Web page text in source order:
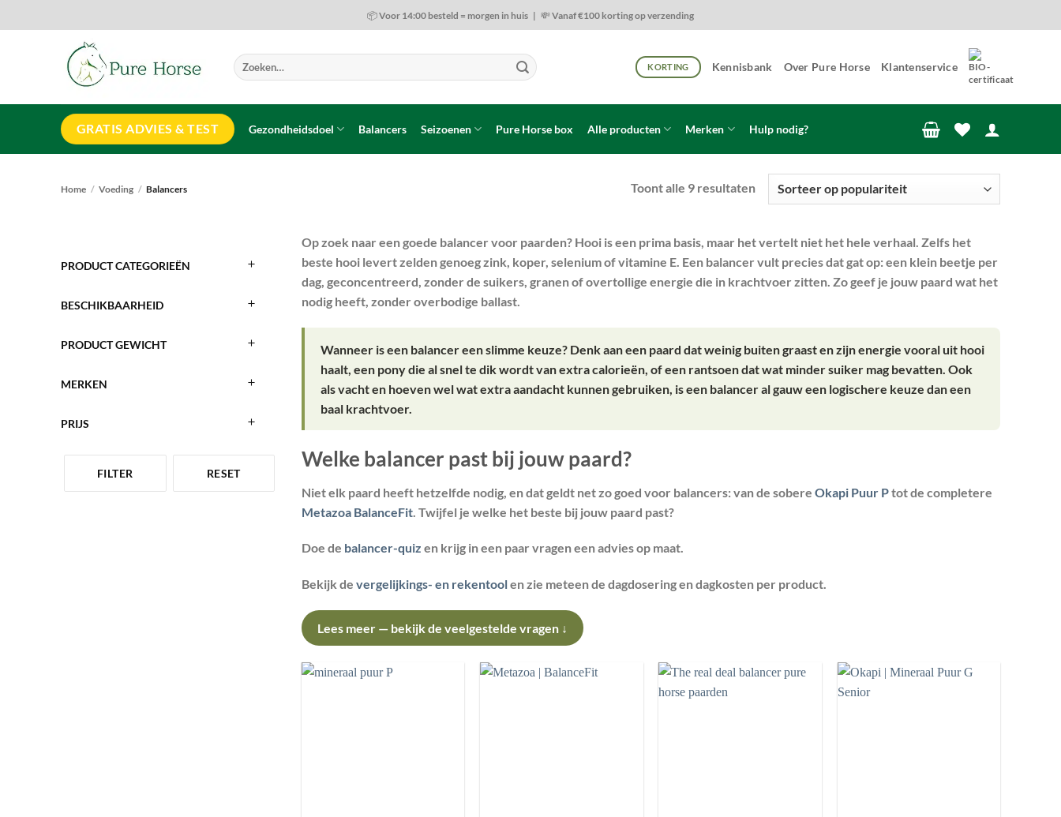
naar
📦 Voor 14:00 besteld = morgen in huis | 💸 Vanaf €100 korting op verzending
Zoeken
naar:
KORTING Kennisbank Over Pure Horse Klantenservice
GRATIS ADVIES & TEST Gezondheidsdoel Balancers Seizoenen Pure Horse box Alle producten Merken Hulp nodig?
Home / Voeding / Balancers Toont alle 9 resultatenGesorteerd
op
PRODUCT CATEGORIEËN
BESCHIKBAARHEID
PRODUCT GEWICHT
MERKEN
PRIJS
FILTER RESET
Op zoek naar een goede balancer voor paarden? Hooi is een prima basis, maar het vertelt niet het hele verhaal. Zelfs het
beste hooi levert zelden genoeg zink, koper, selenium of vitamine E. Een balancer vult precies dat gat op: een klein beetje per
dag, geconcentreerd, zonder de suikers, granen of overtollige energie die in krachtvoer zitten. Zo geef je jouw paard wat het
nodig heeft, zonder overbodige ballast.
Wanneer is een balancer een slimme keuze? Denk aan een paard dat weinig buiten graast en zijn energie vooral uit hooi
haalt, een pony die al snel te dik wordt van extra calorieën, of een rantsoen dat wat minder suiker mag bevatten. Ook
als vacht en hoeven wel wat extra aandacht kunnen gebruiken, is een balancer al gauw een logischere keuze dan een
baal krachtvoer.
Welke balancer past bij jouw paard?
Niet elk paard heeft hetzelfde nodig, en dat geldt net zo goed voor balancers: van de sobere Okapi Puur Ptot de completere
Metazoa BalanceFit . Twijfel je welke het beste bij jouw paard past?
Doe de balancer-quiz en krijg in een paar vragen een advies op maat.
Bekijk de vergelijkings- en rekentoolen zie meteen de dagdosering en dagkosten per product.
Lees meer — bekijk de veelgestelde vragen ↓